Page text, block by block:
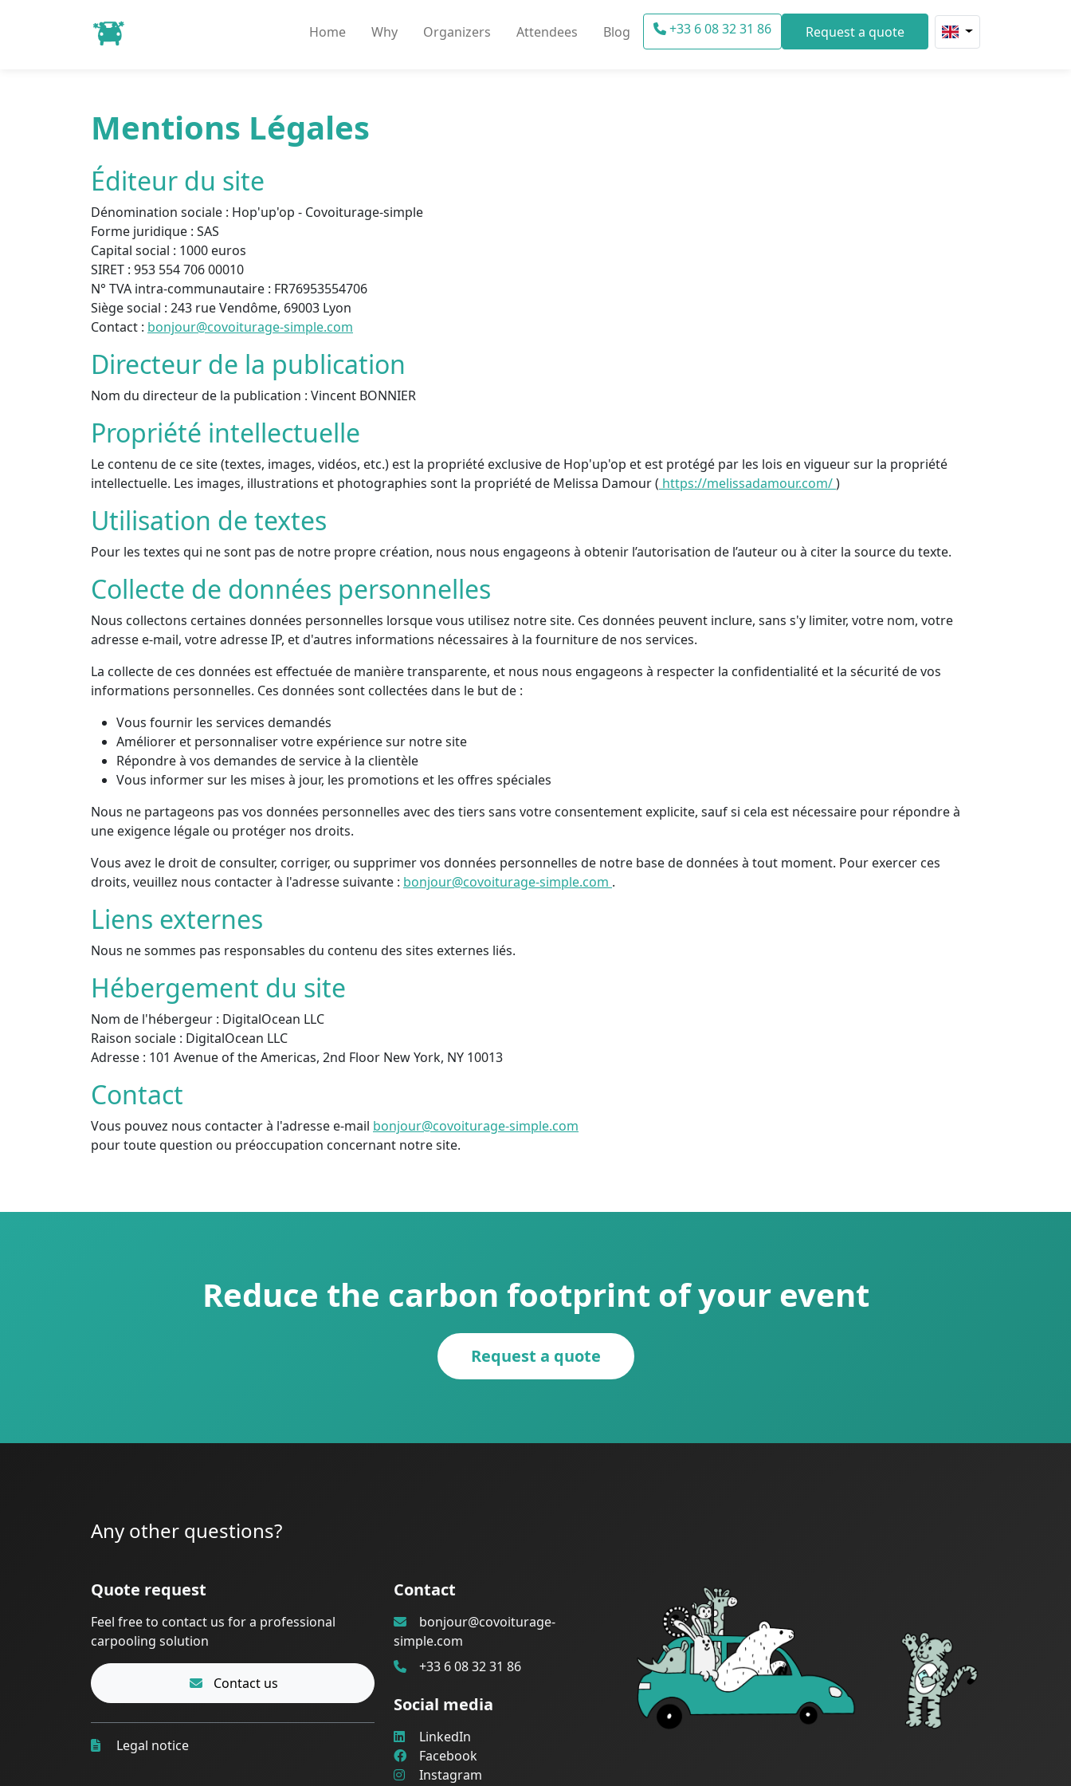
Home Why Organizers Attendees Blog +33 6 08 32 31 86 Request a quote
Mentions Légales
Éditeur du site
Dénomination sociale : Hop'up'op - Covoiturage-simple
Forme juridique : SAS
Capital social : 1000 euros
SIRET : 953 554 706 00010
N° TVA intra-communautaire : FR76953554706
Siège social : 243 rue Vendôme, 69003 Lyon
Contact : bonjour@covoiturage-simple.com
Directeur de la publication
Nom du directeur de la publication : Vincent BONNIER
Propriété intellectuelle
Le contenu de ce site (textes, images, vidéos, etc.) est la propriété exclusive de Hop'up'op et est protégé par les lois en vigueur sur la propriété
intellectuelle. Les images, illustrations et photographies sont la propriété de Melissa Damour ( https://melissadamour.com/)
Utilisation de textes
Pour les textes qui ne sont pas de notre propre création, nous nous engageons à obtenir l’autorisation de l’auteur ou à citer la source du texte.
Collecte de données personnelles
Nous collectons certaines données personnelles lorsque vous utilisez notre site. Ces données peuvent inclure, sans s'y limiter, votre nom, votre
adresse e-mail, votre adresse IP, et d'autres informations nécessaires à la fourniture de nos services.
La collecte de ces données est effectuée de manière transparente, et nous nous engageons à respecter la confidentialité et la sécurité de vos
informations personnelles. Ces données sont collectées dans le but de :
Vous fournir les services demandés
Améliorer et personnaliser votre expérience sur notre site
Répondre à vos demandes de service à la clientèle
Vous informer sur les mises à jour, les promotions et les offres spéciales
Nous ne partageons pas vos données personnelles avec des tiers sans votre consentement explicite, sauf si cela est nécessaire pour répondre à
une exigence légale ou protéger nos droits.
Vous avez le droit de consulter, corriger, ou supprimer vos données personnelles de notre base de données à tout moment. Pour exercer ces
droits, veuillez nous contacter à l'adresse suivante : bonjour@covoiturage-simple.com .
Liens externes
Nous ne sommes pas responsables du contenu des sites externes liés.
Hébergement du site
Nom de l'hébergeur : DigitalOcean LLC
Raison sociale : DigitalOcean LLC
Adresse : 101 Avenue of the Americas, 2nd Floor New York, NY 10013
Contact
Vous pouvez nous contacter à l'adresse e-mail bonjour@covoiturage-simple.com
pour toute question ou préoccupation concernant notre site.
Reduce the carbon footprint of your event
Request a quote
Any other questions?
Quote request
Feel free to contact us for a professional
carpooling solution
Contact us
Legal notice
Contact
bonjour@covoiturage-
simple.com
+33 6 08 32 31 86
Social media
LinkedIn
Facebook
Instagram